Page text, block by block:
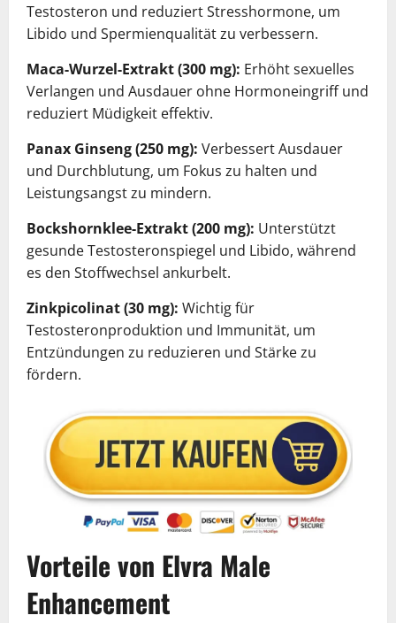
Testosteron und reduziert Stresshormone, um
Libido und Spermienqualität zu verbessern.
Maca-Wurzel-Extrakt (300 mg): Erhöht sexuelles
Verlangen und Ausdauer ohne Hormoneingriff und
reduziert Müdigkeit effektiv.
Panax Ginseng (250 mg): Verbessert Ausdauer
und Durchblutung, um Fokus zu halten und
Leistungsangst zu mindern.
Bockshornklee-Extrakt (200 mg): Unterstützt
gesunde Testosteronspiegel und Libido, während
es den Stoffwechsel ankurbelt.
Zinkpicolinat (30 mg): Wichtig für
Testosteronproduktion und Immunität, um
Entzündungen zu reduzieren und Stärke zu
fördern.
Vorteile von Elvra Male
Enhancement